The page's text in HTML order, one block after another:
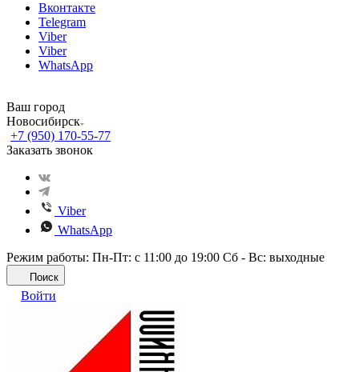
Вконтакте
Telegram
Viber
Viber
WhatsApp
Ваш город
Новосибирск
+7 (950) 170-55-77
Заказать звонок
Viber
WhatsApp
Режим работы: Пн-Пт: с 11:00 до 19:00 Сб - Вс: выходные
Поиск
Войти